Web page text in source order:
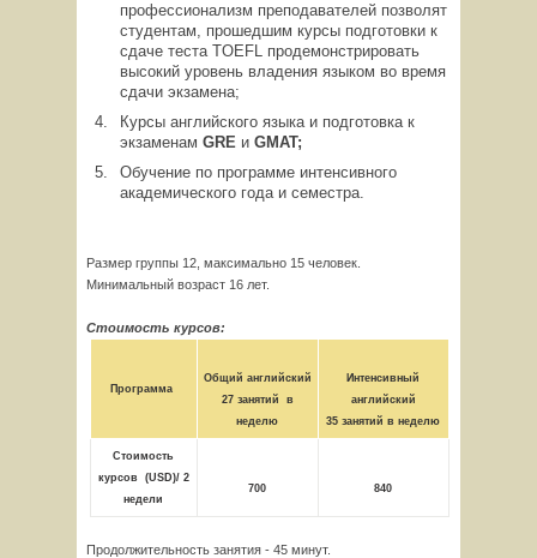
профессионализм преподавателей позволят
студентам, прошедшим курсы подготовки к
сдаче теста TOEFL продемонстрировать
высокий уровень владения языком во время
сдачи экзамена;
Курсы английского языка и подготовка к
экзаменам GRE и GMAT;
Обучение по программе интенсивного
академического года и семестра.
Размер группы 12, максимально 15 человек.
Минимальный возраст 16 лет.
Стоимость курсов:
Программа
Общий английский
27 занятий в
неделю
Интенсивный
английский
35 занятий в неделю
Стоимость
курсов (USD)/ 2
недели
700 840
Продолжительность занятия - 45 минут.